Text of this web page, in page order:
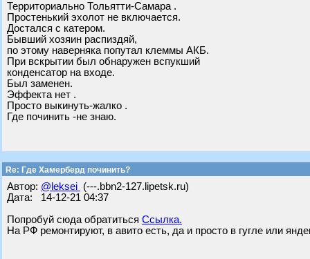
Территориально Тольятти-Самара .
Простенький эхолот не включается.
Достался с катером.
Бывший хозяин распиздяй,
по этому наверняка попутал клеммы АКБ.
При вскрытии был обнаружен вспукший
конденсатор на входе.
Был заменен.
Эффекта нет .
Просто выкинуть-жалко .
Где починить -не знаю.
Re: Где Хамерберд починить?
Автор: @leksei (---.bbn2-127.lipetsk.ru)
Дата: 14-12-21 04:37
Попробуй сюда обратиться Ссылка.
На РФ ремонтируют, в авито есть, да и просто в гугле или